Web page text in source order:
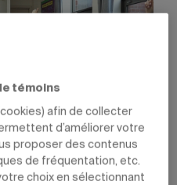
témoins
afin de collecter
d’améliorer votre
proposer des contenus
de fréquentation, etc.
choix en sélectionnant